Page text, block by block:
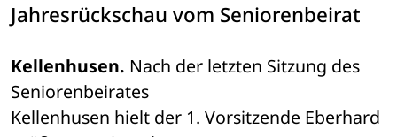
Jahresrückschau vom Seniorenbeirat
Kellenhusen. Nach der letzten Sitzung des
Seniorenbeirates
Kellenhusen hielt der 1. Vorsitzende Eberhard